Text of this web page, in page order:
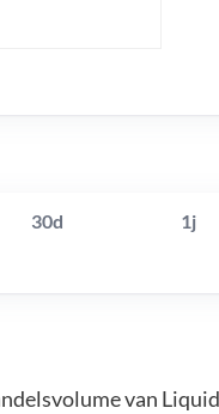
30d 1j
van Liquid